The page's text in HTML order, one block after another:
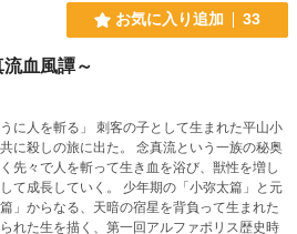
お気に入り追加 33
流血風譚～
うに人を斬る」 刺客の子として生まれた平山小
に殺しの旅に出た。 念真流という一族の秘奥
先々で人を斬って生き血を浴び、獣性を増し
て成長していく。 少年期の「小弥太篇」と元
」からなる、天暗の宿星を背負って生まれた
れた生を描く、第一回アルファポリス歴史時